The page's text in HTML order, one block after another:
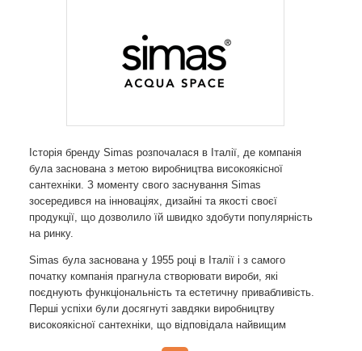
Історія бренду Simas розпочалася в Італії, де компанія
була заснована з метою виробництва високоякісної
сантехніки. З моменту свого заснування Simas
зосередився на інноваціях, дизайні та якості своєї
продукції, що дозволило їй швидко здобути популярність
на ринку.
Simas була заснована у 1955 році в Італії і з самого
початку компанія прагнула створювати вироби, які
поєднують функціональність та естетичну привабливість.
Перші успіхи були досягнуті завдяки виробництву
високоякісної сантехніки, що відповідала найвищим